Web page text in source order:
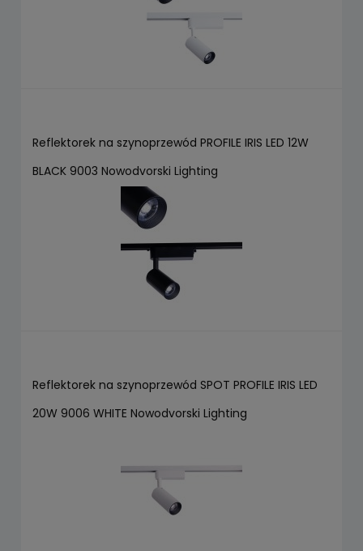
Reflektorek na szynoprzewód PROFILE IRIS LED 12W
BLACK 9003 Nowodvorski Lighting
Reflektorek na szynoprzewód SPOT PROFILE IRIS LED
20W 9006 WHITE Nowodvorski Lighting